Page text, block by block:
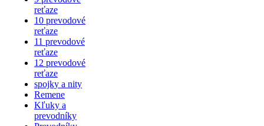
reťaze
10 prevodové
reťaze
11 prevodové
reťaze
12 prevodové
reťaze
spojky a nity
Remene
Kľuky a
prevodníky